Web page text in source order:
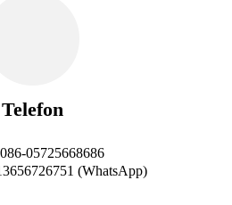
Telefon
05725668686
(WhatsApp)